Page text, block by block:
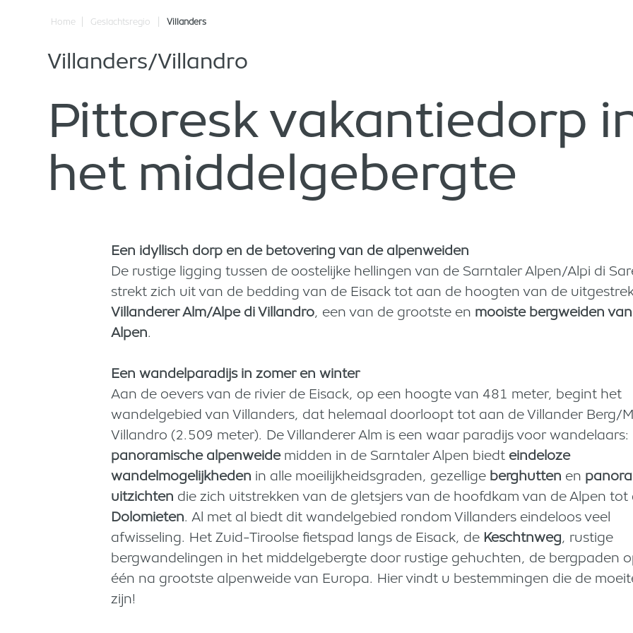
Home Geslachtsregio Villanders
Villanders/Villandro
Pittoresk vakantiedorp
het middelgebergte
Een idyllisch dorp en de betovering van de alpenweiden
De rustige ligging tussen de oostelijke hellingen van de Sarntaler Alpen/Alpi di
strekt zich uit van de bedding van de Eisack tot aan de hoogten van de
Villanderer Alm/Alpe di Villandro, een van de grootste en mooiste bergweiden
Alpen.
Een wandelparadijs in zomer en winter
Aan de oevers van de rivier de Eisack, op een hoogte van 481 meter, begint het
wandelgebied van Villanders, dat helemaal doorloopt tot aan de Villander Berg/
Villandro (2.509 meter). De Villanderer Alm is een waar paradijs voor wandelaars:
panoramische alpenweidemidden in de Sarntaler Alpen biedt eindeloze
wandelmogelijkheden in alle moeilijkheidsgraden, gezellige berghutten en
uitzichten die zich uitstrekken van de gletsjers van de hoofdkam van de Alpen tot
Dolomieten. Al met al biedt dit wandelgebied rondom Villanders eindeloos veel
afwisseling. Het Zuid-Tiroolse fietspad langs de Eisack, de Keschtnweg, rustige
bergwandelingen in het middelgebergte door rustige gehuchten, de bergpaden
één na grootste alpenweide van Europa. Hier vindt u bestemmingen die de
zijn!